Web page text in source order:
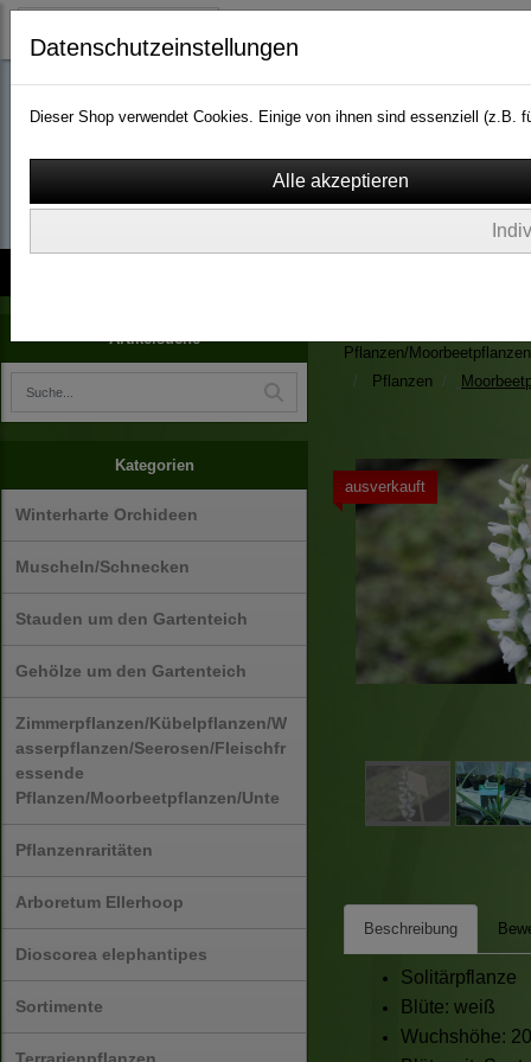
wassergarten-
Artikelsuche
Kategorien
Winterharte Orchideen
Muscheln/Schnecken
Stauden um den Gartenteich
Gehölze um den Gartenteich
Zimmerpflanzen/Kübelpflanzen/W
asserpflanzen/Seerosen/Fleischfr
essende
Pflanzen/Moorbeetpflanzen/Unte
Pflanzenraritäten
Arboretum Ellerhoop
Dioscorea elephantipes
Sortimente
Pflanzen/
Pflanzen
ausverkauft
Beschreibung
Solitärpflanze
Blüte: weiß
Wuchshöhe:
Datenschutzeinstellungen
Dieser Shop verwendet Cookies. Einige von ihnen sind essenziell (z.B.